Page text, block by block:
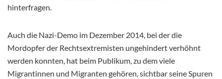
hinterfragen.
Auch die Nazi-Demo im Dezember 2014, bei der die
Mordopfer der Rechtsextremisten ungehindert verhöhnt
werden konnten, hat beim Publikum, zu dem viele
Migrantinnen und Migranten gehören, sichtbar seine Spuren